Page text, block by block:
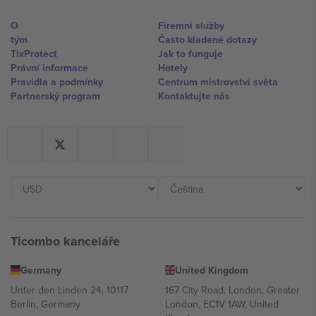
O
tým
TixProtect
Právní informace
Pravidla a podmínky
Partnerský program
Firemní služby
Často kladené dotazy
Jak to funguje
Hotely
Centrum mistrovství světa
Kontaktujte nás
Ticombo kanceláře
Germany
Unter den Linden 24, 10117
Berlin, Germany
United Kingdom
167 City Road, London, Greater
London, EC1V 1AW, United